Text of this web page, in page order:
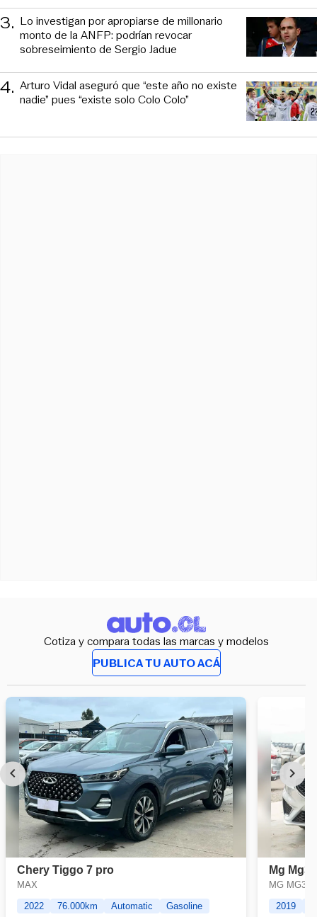
3. Lo investigan por apropiarse de millonario
monto de la ANFP: podrían revocar
sobreseimiento de Sergio Jadue
4. Arturo Vidal aseguró que “este año no existe
nadie” pues “existe solo Colo Colo”
Cotiza y compara todas las marcas y modelos
PUBLICA TU AUTO ACÁ